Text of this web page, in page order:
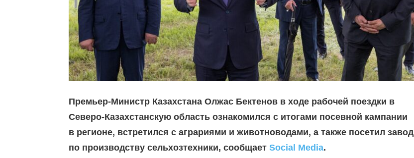
Премьер-Министр Казахстана Олжас Бектенов в ходе рабочей поездки в
Северо-Казахстанскую область ознакомился с итогами посевной кампании
в регионе, встретился с аграриями и животноводами, а также посетил завод
по производству сельхозтехники, сообщает Social Media.